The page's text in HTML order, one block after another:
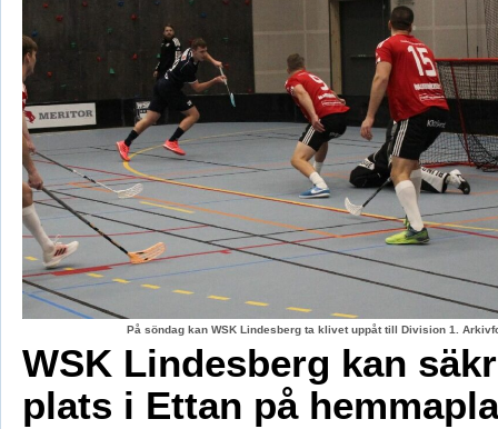
På söndag kan WSK Lindesberg ta klivet uppåt till Division 1.
WSK Lindesberg kan
plats i Ettan på